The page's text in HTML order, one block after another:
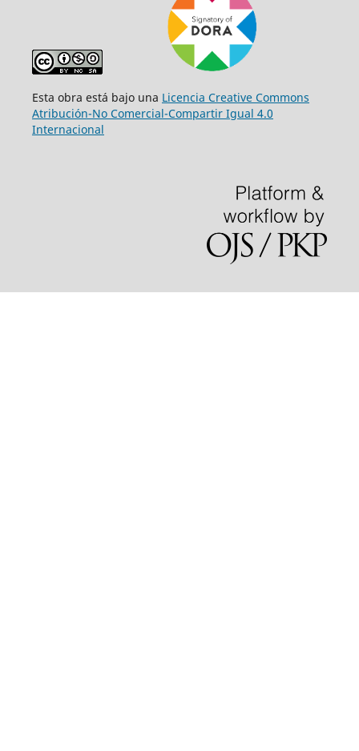
Esta obra está bajo una Licencia Creative Commons
Atribución-No Comercial-Compartir Igual 4.0
Internacional